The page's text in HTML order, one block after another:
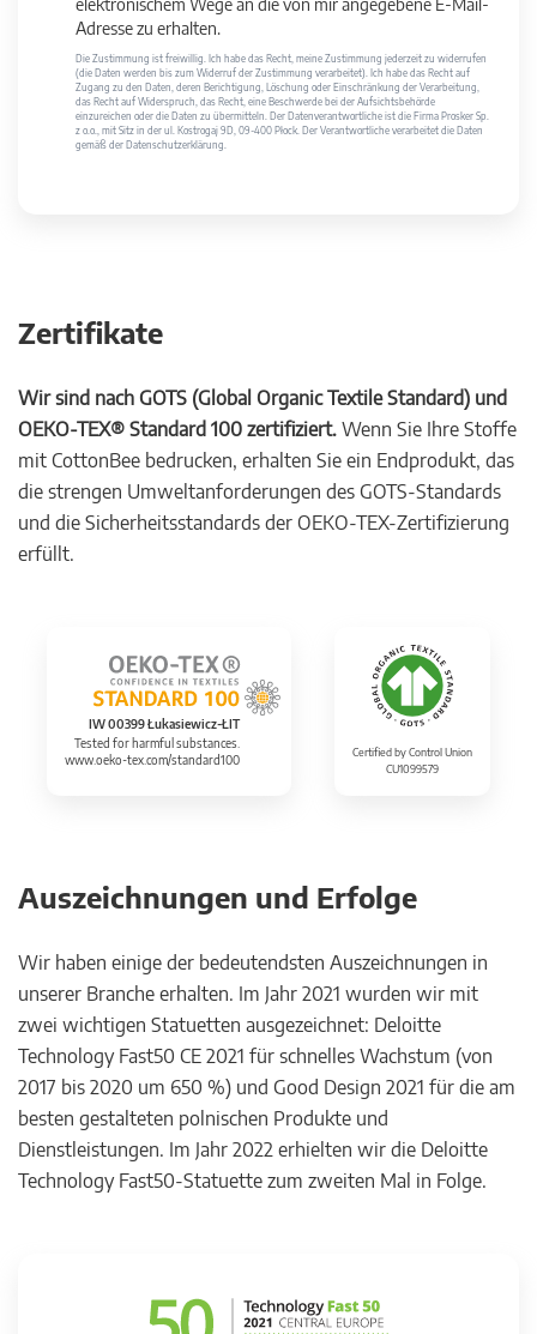
elektronischem Wege an die von mir angegebene E-Mail-
Adresse zu erhalten.
Die Zustimmung ist freiwillig. Ich habe das Recht, meine Zustimmung jederzeit zu widerrufen
(die Daten werden bis zum Widerruf der Zustimmung verarbeitet). Ich habe das Recht auf
Zugang zu den Daten, deren Berichtigung, Löschung oder Einschränkung der Verarbeitung,
das Recht auf Widerspruch, das Recht, eine Beschwerde bei der Aufsichtsbehörde
einzureichen oder die Daten zu übermitteln. Der Datenverantwortliche ist die Firma Prosker Sp.
z o.o., mit Sitz in der ul. Kostrogaj 9D, 09-400 Płock. Der Verantwortliche verarbeitet die Daten
gemäß der Datenschutzerklärung.
Zertifikate
Wir sind nach GOTS (Global Organic Textile Standard) und
OEKO-TEX® Standard 100 zertifiziert. Wenn Sie Ihre Stoffe
mit CottonBee bedrucken, erhalten Sie ein Endprodukt, das
die strengen Umweltanforderungen des GOTS-Standards
und die Sicherheitsstandards der OEKO-TEX-Zertifizierung
erfüllt.
IW 00399 Łukasiewicz-ŁIT
Tested for harmful substances.
www.oeko-tex.com/standard100
Certified by Control Union
CU1099579
Auszeichnungen und Erfolge
Wir haben einige der bedeutendsten Auszeichnungen in
unserer Branche erhalten. Im Jahr 2021 wurden wir mit
zwei wichtigen Statuetten ausgezeichnet: Deloitte
Technology Fast50 CE 2021 für schnelles Wachstum (von
2017 bis 2020 um 650 %) und Good Design 2021 für die am
besten gestalteten polnischen Produkte und
Dienstleistungen. Im Jahr 2022 erhielten wir die Deloitte
Technology Fast50-Statuette zum zweiten Mal in Folge.